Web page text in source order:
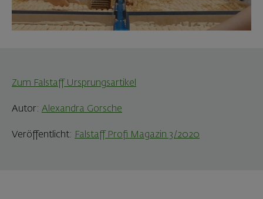
Zum Falstaff Ursprungsartikel
Autor: Alexandra Gorsche
Veröffentlicht: Falstaff Profi Magazin 3/2020